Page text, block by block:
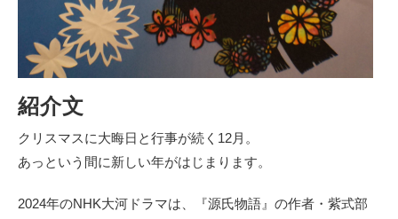
紹介文
クリスマスに大晦日と行事が続く12月。
あっという間に新しい年がはじまります。
2024年のNHK大河ドラマは、『源氏物語』の作者・紫式部